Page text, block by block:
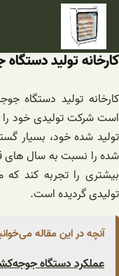
رفتن
محتوا
کارخانه تولید
کارخانه تولید دستگاه‌
است شرکت تولیدی خود را
تولید شده خود، بسیار
شده را نسبت به سال های
بیشتری را تجربه کند
تولیدی گردیده است.
آنچه در این مقاله
عملکرد دستگاه‌